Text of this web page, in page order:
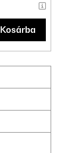
Kosárba